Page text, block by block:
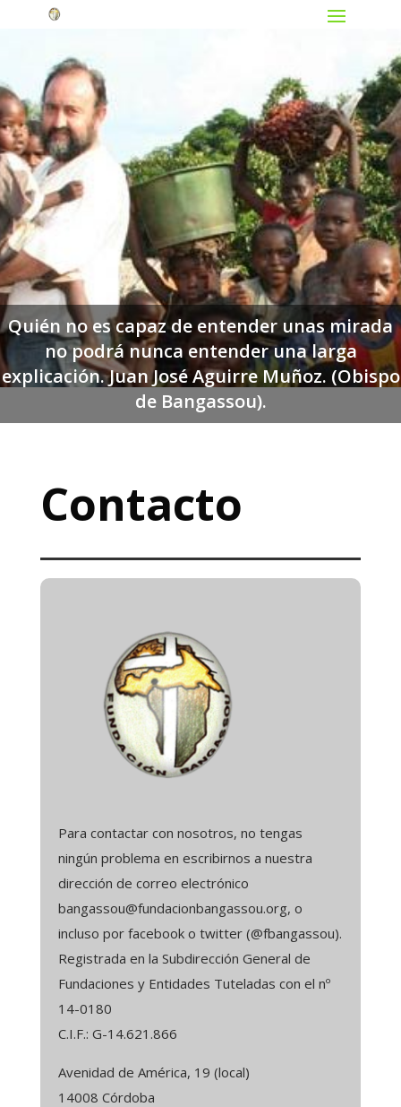
Quién no es capaz de entender unas mirada
no podrá nunca entender una larga
explicación. Juan José Aguirre Muñoz. (Obispo
de Bangassou).
Contacto
Para contactar con nosotros, no tengas
ningún problema en escribirnos a nuestra
dirección de correo electrónico
bangassou@fundacionbangassou.org, o
incluso por facebook o twitter (@fbangassou).
Registrada en la Subdirección General de
Fundaciones y Entidades Tuteladas con el nº
14-0180
C.I.F.: G-14.621.866
Avenidad de América, 19 (local)
14008 Córdoba